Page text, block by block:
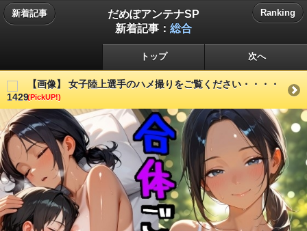
新着記事
だめぽアンテナSP
新着記事： 総合
Ranking
トップ 次へ
【画像】 女子陸上選手のハメ撮りをご覧ください・・・・
(PickUP!)